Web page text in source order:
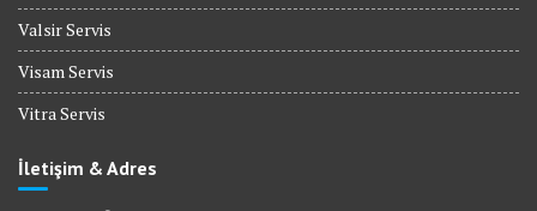
Valsir Servis
Visam Servis
Vitra Servis
İletişim & Adres